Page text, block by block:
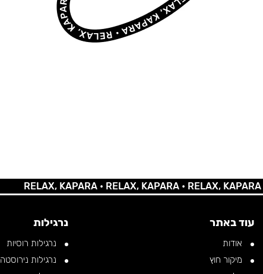
RELAX, KAPARA •RELAX, KAPARA •RELAX, KAPARA •
עוד באתר
אודות
מיקור חוץ
נרגילות
נרגילות רוסיות
נרגילות נירוסטה